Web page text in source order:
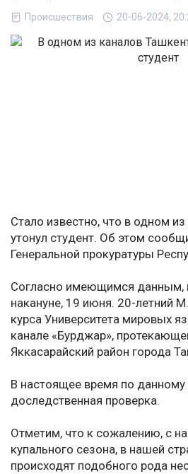
Происшествия 20-06-2024,
Стало известно, что в одном
утонул студент. Об этом
Генеральной прокуратуры
Согласно имеющимся данным,
накануне, 19 июня. 20-летний
курса Университета мировых
канале «Бурджар»,
Яккасарайский район города
В настоящее время по данному
доследственная проверка.
Отметим, что к сожалению, с
купального сезона, в нашей
происходят подобного рода